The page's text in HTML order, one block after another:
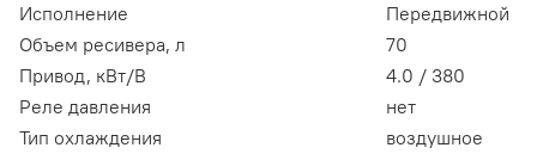
Исполнение
Передвижной
Объем ресивера, л
70
Привод, кВт/В
4.0 / 380
Реле давления
нет
Тип охлаждения
воздушное